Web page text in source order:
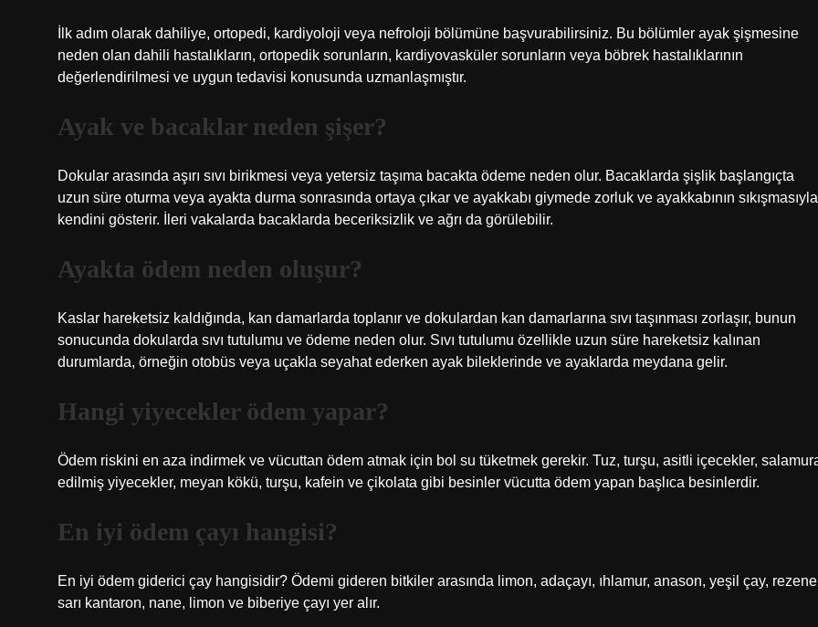
İlk adım olarak dahiliye, ortopedi, kardiyoloji veya nefroloji bölümüne başvurabilirsiniz. Bu bölümler ayak şişmesine
neden olan dahili hastalıkların, ortopedik sorunların, kardiyovasküler sorunların veya böbrek hastalıklarının
değerlendirilmesi ve uygun tedavisi konusunda uzmanlaşmıştır.
Ayak ve bacaklar neden şişer?
Dokular arasında aşırı sıvı birikmesi veya yetersiz taşıma bacakta ödeme neden olur. Bacaklarda şişlik başlangıçta
uzun süre oturma veya ayakta durma sonrasında ortaya çıkar ve ayakkabı giymede zorluk ve ayakkabının sıkışmasıyla
kendini gösterir. İleri vakalarda bacaklarda beceriksizlik ve ağrı da görülebilir.
Ayakta ödem neden oluşur?
Kaslar hareketsiz kaldığında, kan damarlarda toplanır ve dokulardan kan damarlarına sıvı taşınması zorlaşır, bunun
sonucunda dokularda sıvı tutulumu ve ödeme neden olur. Sıvı tutulumu özellikle uzun süre hareketsiz kalınan
durumlarda, örneğin otobüs veya uçakla seyahat ederken ayak bileklerinde ve ayaklarda meydana gelir.
Hangi yiyecekler ödem yapar?
Ödem riskini en aza indirmek ve vücuttan ödem atmak için bol su tüketmek gerekir. Tuz, turşu, asitli içecekler,
edilmiş yiyecekler, meyan kökü, turşu, kafein ve çikolata gibi besinler vücutta ödem yapan başlıca besinlerdir.
En iyi ödem çayı hangisi?
En iyi ödem giderici çay hangisidir? Ödemi gideren bitkiler arasında limon, adaçayı, ıhlamur, anason, yeşil çay,
sarı kantaron, nane, limon ve biberiye çayı yer alır.